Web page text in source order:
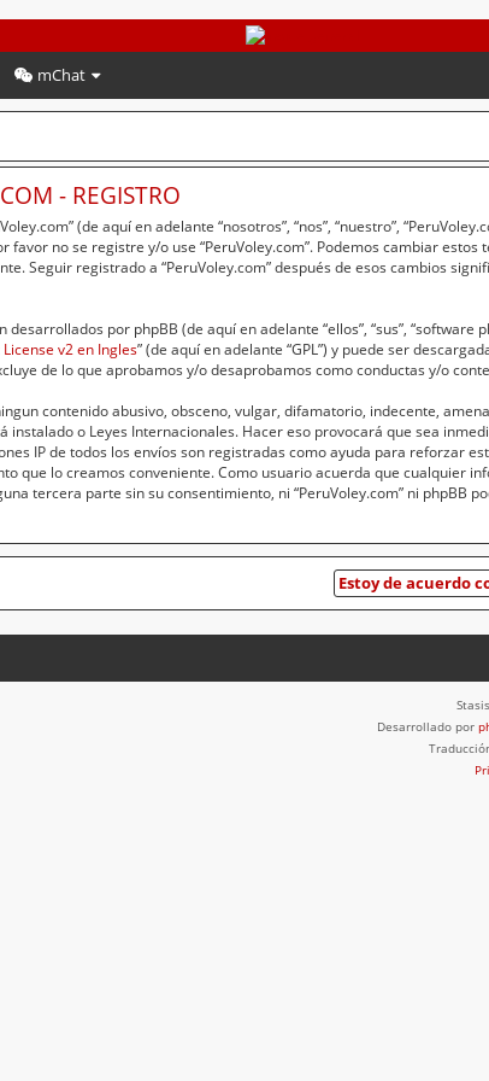
mChat
- REGISTRO
(de aquí en adelante “nosotros”, “nos”, “nuestro”,
favor no se registre y/o use “PeruVoley.com”. Podemos cambiar
Seguir registrado a “PeruVoley.com” después de esos cambios
por phpBB (de aquí en adelante “ellos”, “sus”, “software
v2 en Ingles” (de aquí en adelante “GPL”) y puede ser
de lo que aprobamos y/o desaprobamos como conductas y/o
contenido abusivo, obsceno, vulgar, difamatorio, indecente,
instalado o Leyes Internacionales. Hacer eso provocará que sea
IP de todos los envíos son registradas como ayuda para reforzar
que lo creamos conveniente. Como usuario acuerda que cualquier
tercera parte sin su consentimiento, ni “PeruVoley.com” ni
Desarrollado por